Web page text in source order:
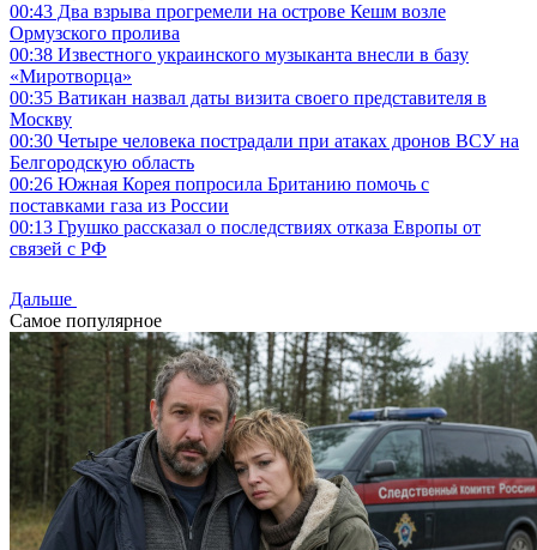
00:43 Два взрыва прогремели на острове Кешм возле
Ормузского пролива
00:38 Известного украинского музыканта внесли в базу
«Миротворца»
00:35 Ватикан назвал даты визита своего представителя в
Москву
00:30 Четыре человека пострадали при атаках дронов ВСУ на
Белгородскую область
00:26 Южная Корея попросила Британию помочь с
поставками газа из России
00:13 Грушко рассказал о последствиях отказа Европы от
связей с РФ
Дальше
Самое популярное